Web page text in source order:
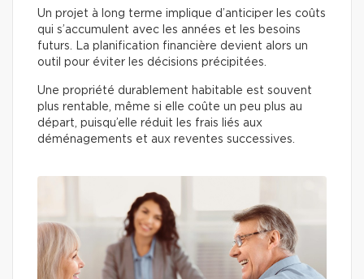
Un projet à long terme implique d’anticiper les coûts
qui s’accumulent avec les années et les besoins
futurs. La planification financière devient alors un
outil pour éviter les décisions précipitées.
Une propriété durablement habitable est souvent
plus rentable, même si elle coûte un peu plus au
départ, puisqu’elle réduit les frais liés aux
déménagements et aux reventes successives.